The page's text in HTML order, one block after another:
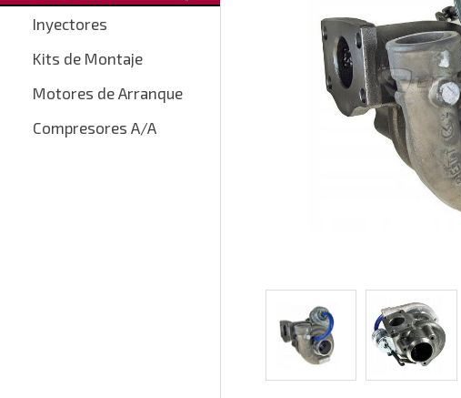
Inyectores
Kits de Montaje
Motores de Arranque
Compresores A/A